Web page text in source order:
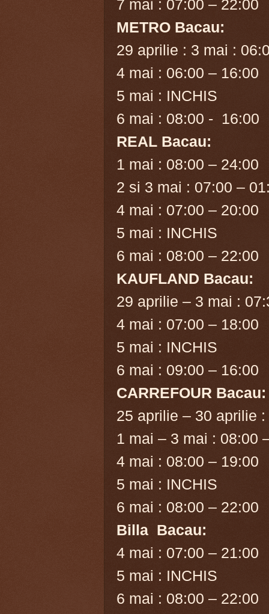
7 mai : 07:00 – 22:00
METRO Bacau:
29 aprilie : 3 mai :
4 mai : 06:00 – 16:00
5 mai : INCHIS
6 mai : 08:00 - 16:00
REAL Bacau:
1 mai : 08:00 – 24:00
2 si 3 mai : 07:00 –
4 mai : 07:00 – 20:00
5 mai : INCHIS
6 mai : 08:00 – 22:00
KAUFLAND Bacau:
29 aprilie – 3 mai :
4 mai : 07:00 – 18:00
5 mai : INCHIS
6 mai : 09:00 – 16:00
CARREFOUR Bacau:
25 aprilie – 30 aprilie
1 mai – 3 mai : 08:00
4 mai : 08:00 – 19:00
5 mai : INCHIS
6 mai : 08:00 – 22:00
Billa Bacau:
4 mai : 07:00 – 21:00
5 mai : INCHIS
6 mai : 08:00 – 22:00